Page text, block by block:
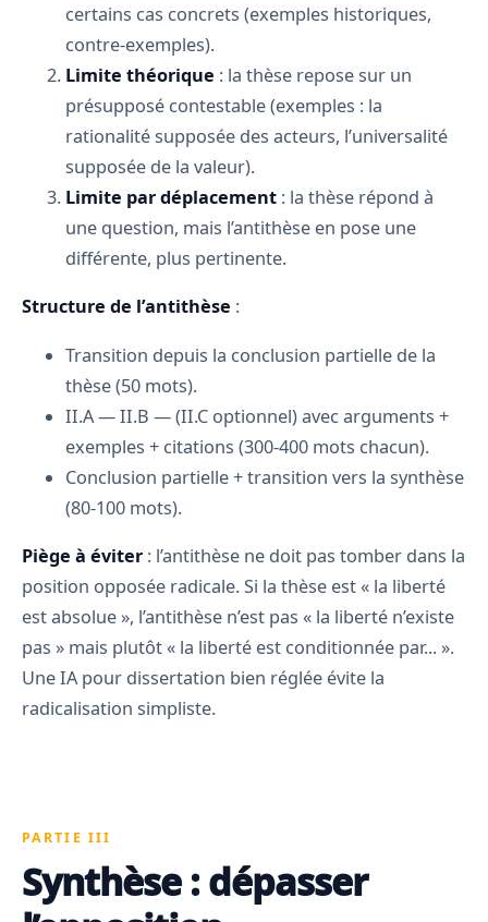
certains cas concrets (exemples historiques,
contre-exemples).
Limite théorique : la thèse repose sur un
présupposé contestable (exemples : la
rationalité supposée des acteurs, l’universalité
supposée de la valeur).
Limite par déplacement : la thèse répond à
une question, mais l’antithèse en pose une
différente, plus pertinente.
Structure de l’antithèse :
Transition depuis la conclusion partielle de la
thèse (50 mots).
II.A — II.B — (II.C optionnel) avec arguments +
exemples + citations (300-400 mots chacun).
Conclusion partielle + transition vers la synthèse
(80-100 mots).
Piège à éviter : l’antithèse ne doit pas tomber dans la
position opposée radicale. Si la thèse est « la liberté
est absolue », l’antithèse n’est pas « la liberté n’existe
pas » mais plutôt « la liberté est conditionnée par... ».
Une IA pour dissertation bien réglée évite la
radicalisation simpliste.
PARTIE III
Synthèse : dépasser